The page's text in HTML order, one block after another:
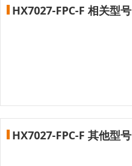
HX7027-FPC-F 相关型号
HX7027-FPC-F 其他型号